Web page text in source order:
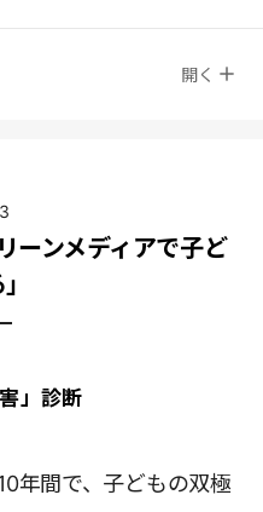
開く
3
ーンメディアで子ど
」診断
年間で、子どもの双極